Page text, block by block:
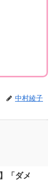
中村綾子
「ダメ